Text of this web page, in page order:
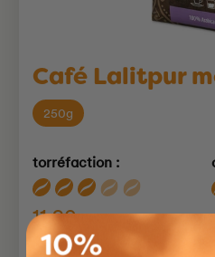
Café Lalitpur
250g
torréfaction :
11.90